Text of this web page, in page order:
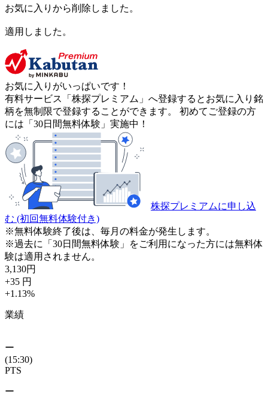
お気に入りから削除しました。
適用しました。
お気に入りがいっぱいです！
有料サービス「株探プレミアム」へ登録するとお気に入り銘
柄を無制限で登録することができます。 初めてご登録の方
には「30日間無料体験」実施中！
株探プレミアムに申し込
む (初回無料体験付き)
※無料体験終了後は、毎月の料金が発生します。
※過去に「30日間無料体験」をご利用になった方には無料体
験は適用されません。
3,130円
+35 円
+1.13%
業績
ー
(15:30)
PTS
ー